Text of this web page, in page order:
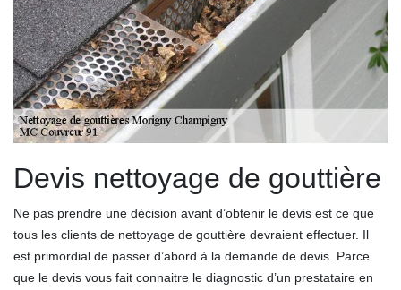
Devis nettoyage de gouttière
Ne pas prendre une décision avant d’obtenir le devis est ce que
tous les clients de nettoyage de gouttière devraient effectuer. Il
est primordial de passer d’abord à la demande de devis. Parce
que le devis vous fait connaitre le diagnostic d’un prestataire en